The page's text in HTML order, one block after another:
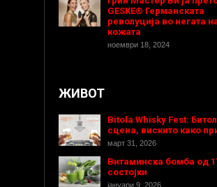
GESKE® Германската
револуција во негата
кожата
ноември 18, 2024
ЖИВОТ
Bitola Whisky Fest:
сцена, вискито како
март 31, 2026
Витаминска бомба од
состојки
јануари 9, 2026